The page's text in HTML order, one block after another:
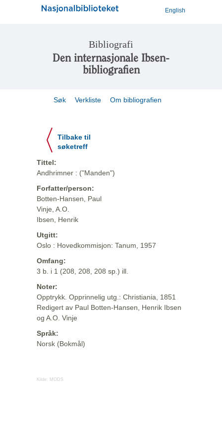
English
Bibliografi
Den internasjonale Ibsen-
bibliografien
Søk Verkliste Om bibliografien
Tilbake til
søketreff
Tittel:
Andhrimner : ("Manden")
Forfatter/person:
Botten-Hansen, Paul
Vinje, A.O.
Ibsen, Henrik
Utgitt:
Oslo : Hovedkommisjon: Tanum, 1957
Omfang:
3 b. i 1 (208, 208, 208 sp.) ill.
Noter:
Opptrykk. Opprinnelig utg.: Christiania, 1851
Redigert av Paul Botten-Hansen, Henrik Ibsen
og A.O. Vinje
Språk:
Norsk (Bokmål)
Kilde: MODS